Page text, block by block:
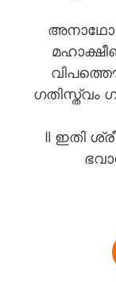
അനാഥോ
വിപത്തൌ
ഗതിസ്ത്വം
॥ ഇതി